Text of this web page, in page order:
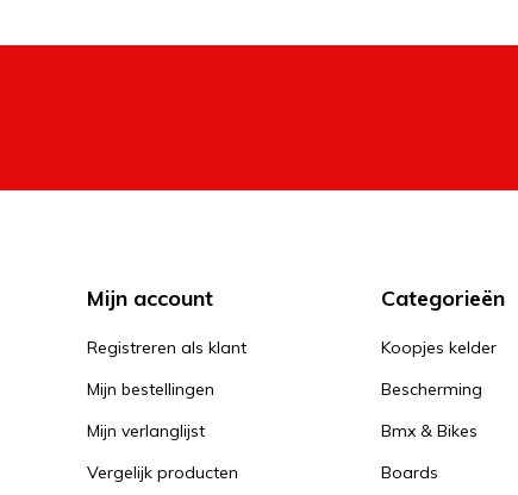
Mijn account
Registreren als klant
Mijn bestellingen
Mijn verlanglijst
Vergelijk producten
Categorieën
Koopjes kelder
Bescherming
Bmx & Bikes
Boards